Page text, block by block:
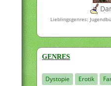
Lieblingsgenres:
GENRES
Dystopie Erotik